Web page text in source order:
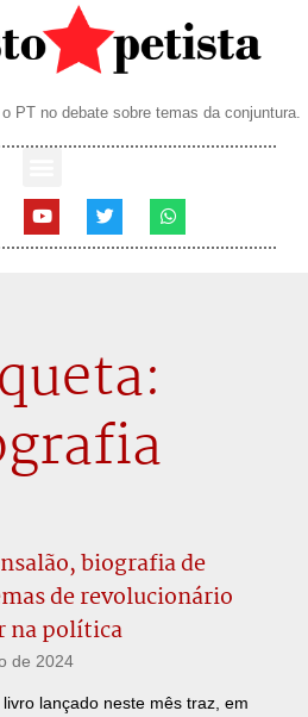
PT no debate sobre temas da conjuntura.
biografia de
de revolucionário
na política
de 2024
lançado neste mês traz, em